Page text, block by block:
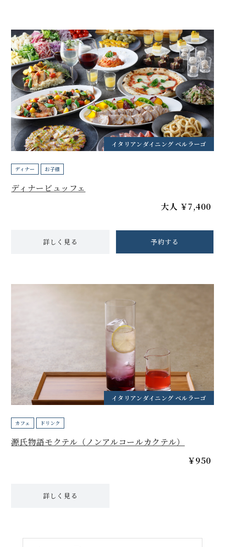
イタリアンダイニング ベルラーゴ
ディナー お子様
ディナービュッフェ
大人 ￥7,400
詳しく見る 予約する
イタリアンダイニング ベルラーゴ
カフェ ドリンク
源氏物語モクテル（ノンアルコールカクテル）
￥950
詳しく見る